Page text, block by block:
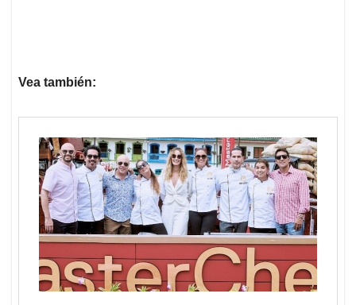
Vea también: